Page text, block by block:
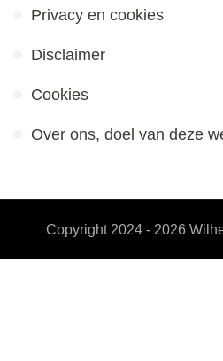
Privacy en cookies
Disclaimer
Cookies
Over ons, doel van deze
Copyright 2024 - 2026